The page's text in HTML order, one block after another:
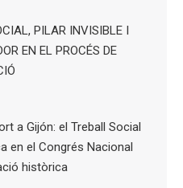
PILAR INVISIBLE I
EN EL PROCÉS DE
a Gijón: el Treball Social
en el Congrés Nacional
històrica